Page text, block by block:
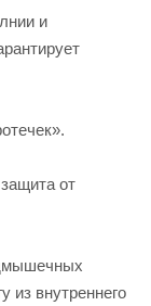
и
от
из внутреннего